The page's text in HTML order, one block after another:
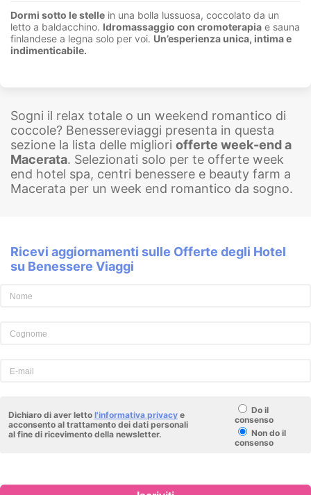
Dormi sotto le stelle in una bolla lussuosa, coccolato da un
letto a baldacchino. Idromassaggio con cromoterapia e sauna
finlandese a legna solo per voi. Un’esperienza unica, intima e
indimenticabile.
Sogni il relax totale o un weekend romantico di
coccole? Benessereviaggi presenta in questa
sezione la lista delle migliori offerte week-end a
Macerata. Selezionati solo per te offerte week
end hotel spa, centri benessere e beauty farm a
Macerata per un week end romantico da sogno.
Ricevi aggiornamenti sulle Offerte degli Hotel
su Benessere Viaggi
Dichiaro di aver letto l'informativa privacy e
acconsento al trattamento dei dati personali
al fine di ricevimento della newsletter.
Do il
consenso
Non do il
consenso